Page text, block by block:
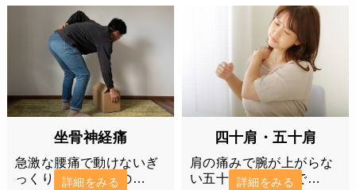
坐骨神経痛
急激な腰痛で動けないぎ
っくり腰でお悩みの…
詳細をみる
四十肩・五十肩
肩の痛みで腕が上がらな
い五十肩・四十肩で…
詳細をみる